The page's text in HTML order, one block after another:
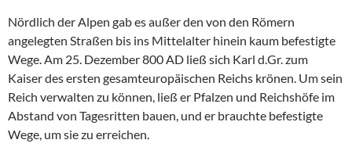
Nördlich der Alpen gab es außer den von den Römern
angelegten Straßen bis ins Mittelalter hinein kaum befestigte
Wege. Am 25. Dezember 800 AD ließ sich Karl d.Gr. zum
Kaiser des ersten gesamteuropäischen Reichs krönen. Um sein
Reich verwalten zu können, ließ er Pfalzen und Reichshöfe im
Abstand von Tagesritten bauen, und er brauchte befestigte
Wege, um sie zu erreichen.